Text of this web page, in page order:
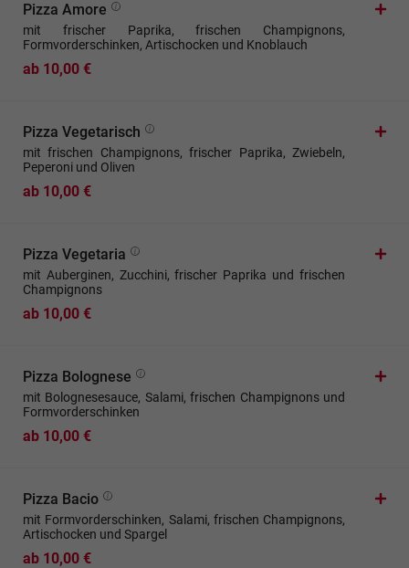
Pizza Amore
mit frischer Paprika, frischen Champignons,
Formvorderschinken, Artischocken und Knoblauch
ab 10,00 €
Pizza Vegetarisch
mit frischen Champignons, frischer Paprika, Zwiebeln,
Peperoni und Oliven
ab 10,00 €
Pizza Vegetaria
mit Auberginen, Zucchini, frischer Paprika und frischen
Champignons
ab 10,00 €
Pizza Bolognese
mit Bolognesesauce, Salami, frischen Champignons und
Formvorderschinken
ab 10,00 €
Pizza Bacio
mit Formvorderschinken, Salami, frischen Champignons,
Artischocken und Spargel
ab 10,00 €